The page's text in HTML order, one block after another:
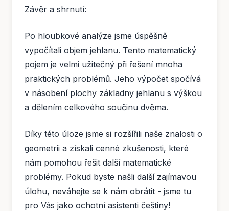
Závěr a shrnutí:
Po hloubkové analýze jsme úspěšně
vypočítali objem jehlanu. Tento matematický
pojem je velmi užitečný při řešení mnoha
praktických problémů. Jeho výpočet spočívá
v násobení plochy základny jehlanu s výškou
a dělením celkového součinu dvěma.
Díky této úloze jsme si rozšířili naše znalosti o
geometrii a získali cenné zkušenosti, které
nám pomohou řešit další matematické
problémy. Pokud byste našli další zajímavou
úlohu, neváhejte se k nám obrátit - jsme tu
pro Vás jako ochotní asistenti češtiny!